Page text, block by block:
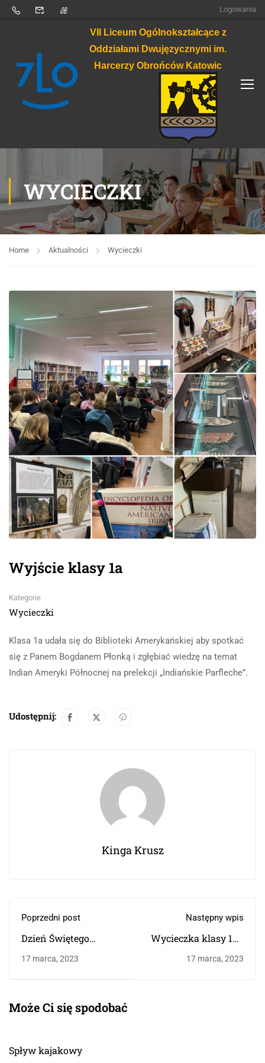
Logowania
VII Liceum Ogólnokształcące z
Oddziałami Dwujęzycznymi im.
Harcerzy Obrońców Katowic
WYCIECZKI
Home Aktualności Wycieczki
Wyjście klasy 1a
Kategorie
Wycieczki
Klasa 1a udała się do Biblioteki Amerykańskiej aby spotkać
się z Panem Bogdanem Płonką i zgłębiać wiedzę na temat
Indian Ameryki Północnej na prelekcji „Indiańskie Parfleche”.
Udostępnij:
Kinga Krusz
Poprzedni post
Dzień Świętego
17 marca, 2023
Następny wpis
Wycieczka klasy 1B i
17 marca, 2023
Może Ci się spodobać
Spływ kajakowy